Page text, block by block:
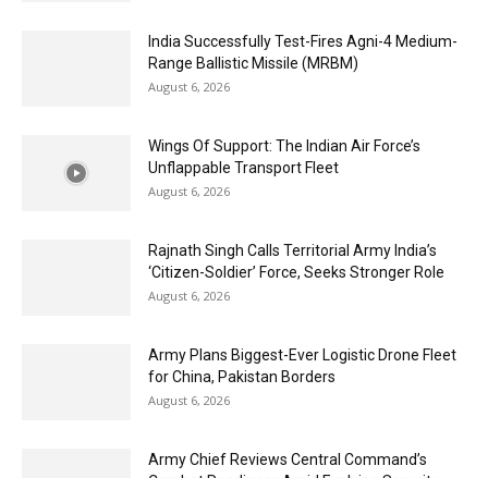
India Successfully Test-Fires Agni-4 Medium-
Range Ballistic Missile (MRBM)
August 6, 2026
Wings Of Support: The Indian Air Force’s
Unflappable Transport Fleet
August 6, 2026
Rajnath Singh Calls Territorial Army India’s
‘Citizen-Soldier’ Force, Seeks Stronger Role
August 6, 2026
Army Plans Biggest-Ever Logistic Drone Fleet
for China, Pakistan Borders
August 6, 2026
Army Chief Reviews Central Command’s